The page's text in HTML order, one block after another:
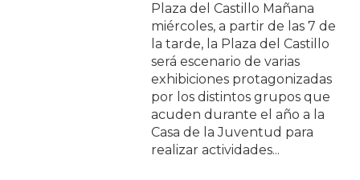
Plaza del Castillo Mañana
miércoles, a partir de las 7 de
la tarde, la Plaza del Castillo
será escenario de varias
exhibiciones protagonizadas
por los distintos grupos que
acuden durante el año a la
Casa de la Juventud para
realizar actividades...